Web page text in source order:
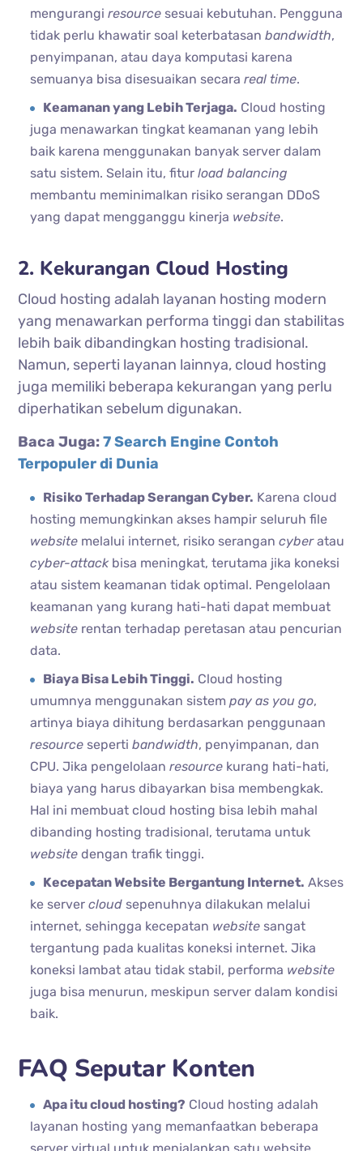
mengurangiresource sesuai kebutuhan. Pengguna
tidak perlu khawatir soal keterbatasanbandwidth,
penyimpanan, atau daya komputasi karena
semuanya bisa disesuaikan secarareal time.
Keamanan yang Lebih Terjaga. Cloud hosting
juga menawarkan tingkat keamanan yang lebih
baik karena menggunakan banyak server dalam
satu sistem. Selain itu, fiturload balancing
membantu meminimalkan risiko serangan DDoS
yang dapat mengganggu kinerja website.
2. Kekurangan Cloud Hosting
Cloud hosting adalah layanan hosting modern
yang menawarkan performa tinggi dan stabilitas
lebih baik dibandingkan hosting tradisional.
Namun, seperti layanan lainnya, cloud hosting
juga memiliki beberapa kekurangan yang perlu
diperhatikan sebelum digunakan.
Baca Juga:7 Search Engine Contoh
Terpopuler di Dunia
Risiko Terhadap Serangan Cyber. Karena cloud
hosting memungkinkan akses hampir seluruh file
website melalui internet, risiko serangan cyberatau
cyber-attack bisa meningkat, terutama jika koneksi
atau sistem keamanan tidak optimal. Pengelolaan
keamanan yang kurang hati-hati dapat membuat
website rentan terhadap peretasan atau pencurian
data.
Biaya Bisa Lebih Tinggi. Cloud hosting
umumnya menggunakan sistempay as you go,
artinya biaya dihitung berdasarkan penggunaan
resource sepertibandwidth, penyimpanan, dan
CPU. Jika pengelolaanresource kurang hati-hati,
biaya yang harus dibayarkan bisa membengkak.
Hal ini membuat cloud hosting bisa lebih mahal
dibanding hosting tradisional, terutama untuk
website dengan trafik tinggi.
Kecepatan Website Bergantung Internet. Akses
ke servercloud sepenuhnya dilakukan melalui
internet, sehingga kecepatan website sangat
tergantung pada kualitas koneksi internet. Jika
koneksi lambat atau tidak stabil, performa website
juga bisa menurun, meskipun server dalam kondisi
baik.
FAQ Seputar Konten
Apa itu cloud hosting? Cloud hosting adalah
layanan hosting yang memanfaatkan beberapa